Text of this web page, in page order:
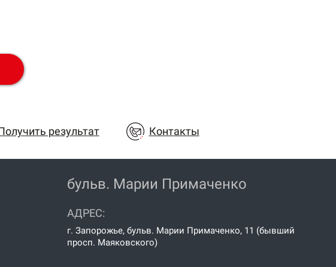
результат Контакты
бульв. Марии Примаченко
АДРЕС:
г. Запорожье, бульв. Марии Примаченко, 11 (бывший
просп. Маяковского)